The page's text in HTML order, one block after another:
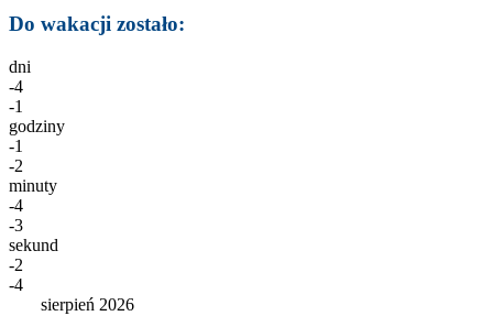
Do wakacji zostało:
dni
-4
-1
godziny
-1
-2
minuty
-4
-3
sekund
-2
-4
sierpień 2026